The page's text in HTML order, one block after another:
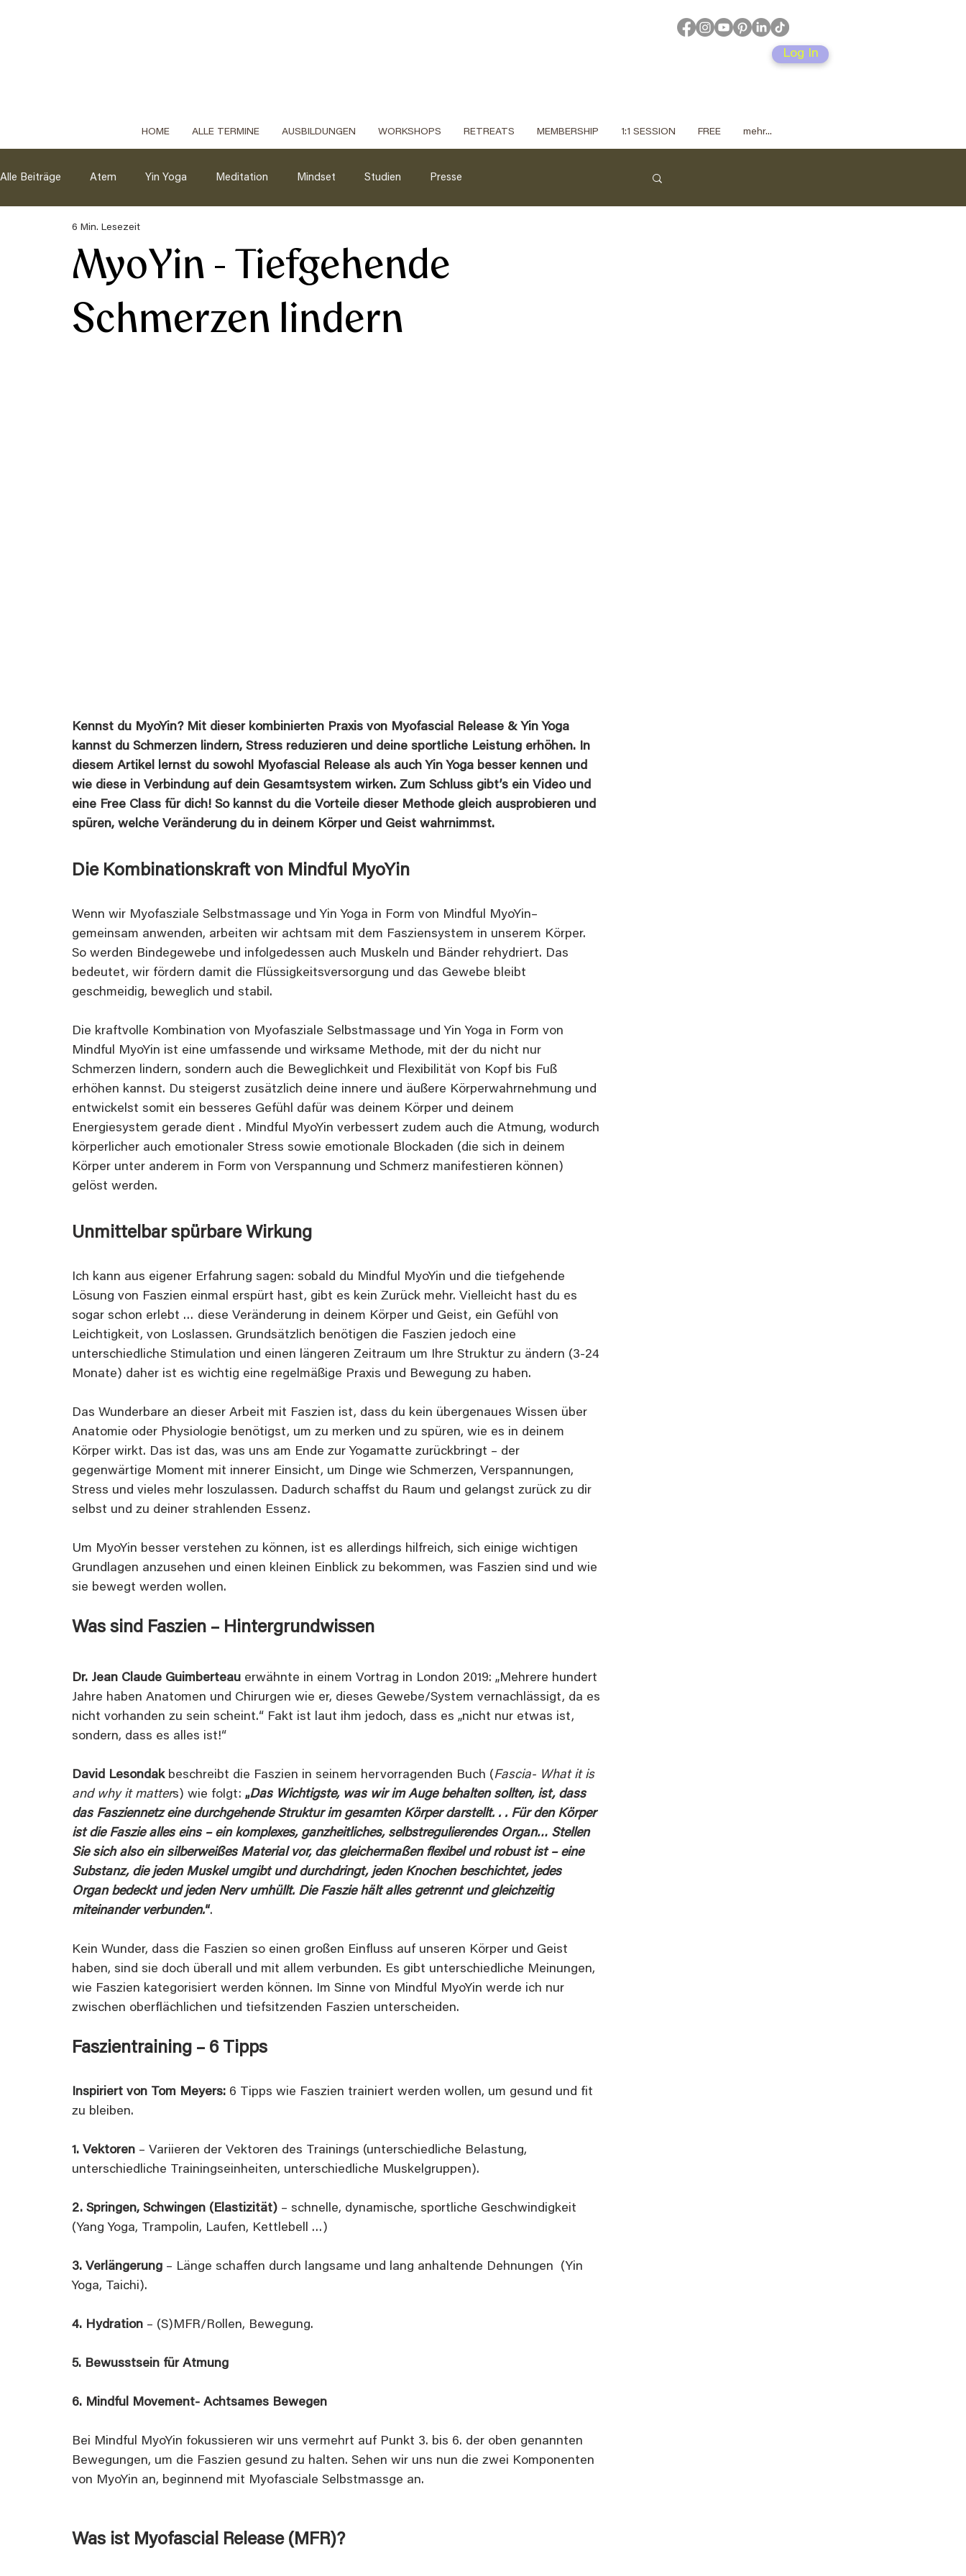
Log In
HOME ALLE TERMINE AUSBILDUNGEN WORKSHOPS RETREATS MEMBERSHIP 1:1 SESSION FREE mehr...
Alle Beiträge Atem Yin Yoga Meditation Mindset Studien Presse
MyoYin - Tiefgehende
Schmerzen lindern
6 Min. Lesezeit
Kennst du MyoYin? Mit dieser kombinierten Praxis von Myofascial Release & Yin Yoga
kannst du Schmerzen lindern, Stress reduzieren und deine sportliche Leistung erhöhen. In
diesem Artikel lernst du sowohl Myofascial Release als auch Yin Yoga besser kennen und
wie diese in Verbindung auf dein Gesamtsystem wirken. Zum Schluss gibt’s ein Video und
eine Free Class für dich! So kannst du die Vorteile dieser Methode gleich ausprobieren und
spüren, welche Veränderung du in deinem Körper und Geist wahrnimmst.
Die Kombinationskraft von Mindful MyoYin
Wenn wir Myofasziale Selbstmassage und Yin Yoga in Form von Mindful MyoYin–
gemeinsam anwenden, arbeiten wir achtsam mit dem Fasziensystem in unserem Körper.
So werden Bindegewebe und infolgedessen auch Muskeln und Bänder rehydriert. Das
bedeutet, wir fördern damit die Flüssigkeitsversorgung und das Gewebe bleibt
geschmeidig, beweglich und stabil.
Die kraftvolle Kombination von Myofasziale Selbstmassage und Yin Yoga in Form von
Mindful MyoYin ist eine umfassende und wirksame Methode, mit der du nicht nur
Schmerzen lindern, sondern auch die Beweglichkeit und Flexibilität von Kopf bis Fuß
erhöhen kannst. Du steigerst zusätzlich deine innere und äußere Körperwahrnehmung und
entwickelst somit ein besseres Gefühl dafür was deinem Körper und deinem
Energiesystem gerade dient . Mindful MyoYin verbessert zudem auch die Atmung, wodurch
körperlicher auch emotionaler Stress sowie emotionale Blockaden (die sich in deinem
Körper unter anderem in Form von Verspannung und Schmerz manifestieren können)
gelöst werden.
Unmittelbar spürbare Wirkung
Ich kann aus eigener Erfahrung sagen: sobald du Mindful MyoYin und die tiefgehende
Lösung von Faszien einmal erspürt hast, gibt es kein Zurück mehr. Vielleicht hast du es
sogar schon erlebt … diese Veränderung in deinem Körper und Geist, ein Gefühl von
Leichtigkeit, von Loslassen. Grundsätzlich benötigen die Faszien jedoch eine
unterschiedliche Stimulation und einen längeren Zeitraum um Ihre Struktur zu ändern (3-24
Monate) daher ist es wichtig eine regelmäßige Praxis und Bewegung zu haben.
Das Wunderbare an dieser Arbeit mit Faszien ist, dass du kein übergenaues Wissen über
Anatomie oder Physiologie benötigst, um zu merken und zu spüren, wie es in deinem
Körper wirkt. Das ist das, was uns am Ende zur Yogamatte zurückbringt – der
gegenwärtige Moment mit innerer Einsicht, um Dinge wie Schmerzen, Verspannungen,
Stress und vieles mehr loszulassen. Dadurch schaffst du Raum und gelangst zurück zu dir
selbst und zu deiner strahlenden Essenz.
Um MyoYin besser verstehen zu können, ist es allerdings hilfreich, sich einige wichtigen
Grundlagen anzusehen und einen kleinen Einblick zu bekommen, was Faszien sind und wie
sie bewegt werden wollen.
Was sind Faszien – Hintergrundwissen
Dr. Jean Claude Guimberteau erwähnte in einem Vortrag in London 2019: „Mehrere hundert
Jahre haben Anatomen und Chirurgen wie er, dieses Gewebe/System vernachlässigt, da es
nicht vorhanden zu sein scheint.“ Fakt ist laut ihm jedoch, dass es „nicht nur etwas ist,
sondern, dass es alles ist!“
David Lesondak beschreibt die Faszien in seinem hervorragenden Buch (Fascia- What it is
and why it matters) wie folgt: „Das Wichtigste, was wir im Auge behalten sollten, ist, dass
das Fasziennetz eine durchgehende Struktur im gesamten Körper darstellt. . . Für den Körper
ist die Faszie alles eins – ein komplexes, ganzheitliches, selbstregulierendes Organ… Stellen
Sie sich also ein silberweißes Material vor, das gleichermaßen flexibel und robust ist – eine
Substanz, die jeden Muskel umgibt und durchdringt, jeden Knochen beschichtet, jedes
Organ bedeckt und jeden Nerv umhüllt. Die Faszie hält alles getrennt und gleichzeitig
miteinander verbunden.“.
Kein Wunder, dass die Faszien so einen großen Einfluss auf unseren Körper und Geist
haben, sind sie doch überall und mit allem verbunden. Es gibt unterschiedliche Meinungen,
wie Faszien kategorisiert werden können. Im Sinne von Mindful MyoYin werde ich nur
zwischen oberflächlichen und tiefsitzenden Faszien unterscheiden.
Faszientraining – 6 Tipps
Inspiriert von Tom Meyers: 6 Tipps wie Faszien trainiert werden wollen, um gesund und fit
zu bleiben.
1. Vektoren – Variieren der Vektoren des Trainings (unterschiedliche Belastung,
unterschiedliche Trainingseinheiten, unterschiedliche Muskelgruppen).
2. Springen, Schwingen (Elastizität) – schnelle, dynamische, sportliche Geschwindigkeit
(Yang Yoga, Trampolin, Laufen, Kettlebell …)
3. Verlängerung – Länge schaffen durch langsame und lang anhaltende Dehnungen  (Yin
Yoga, Taichi).
4. Hydration – (S)MFR/Rollen, Bewegung.
5. Bewusstsein für Atmung
6. Mindful Movement- Achtsames Bewegen
Bei Mindful MyoYin fokussieren wir uns vermehrt auf Punkt 3. bis 6. der oben genannten
Bewegungen, um die Faszien gesund zu halten. Sehen wir uns nun die zwei Komponenten
von MyoYin an, beginnend mit Myofasciale Selbstmassge an.
Was ist Myofascial Release (MFR)?